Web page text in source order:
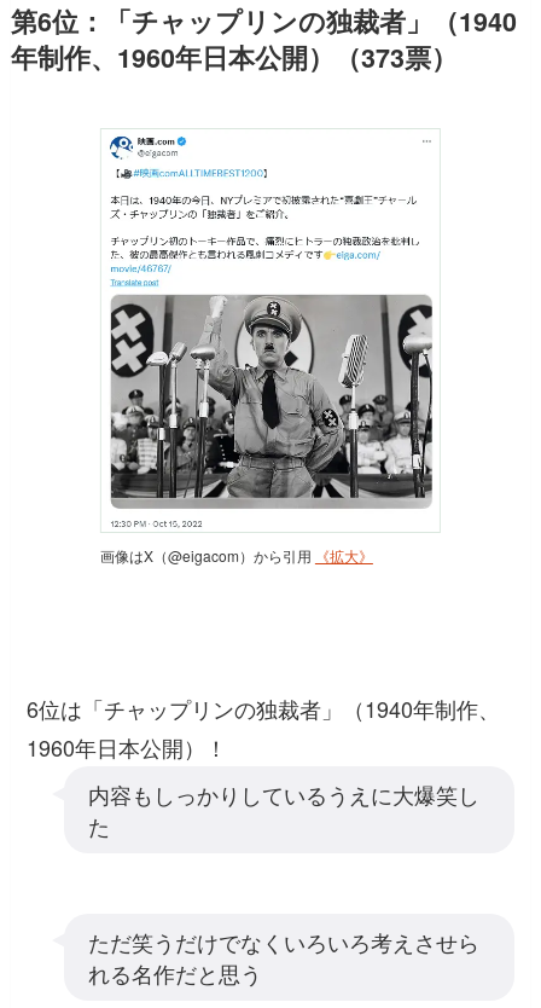
第6位：「チャップリンの独裁者」（1940
年制作、1960年日本公開）（373票）
画像はX（@eigacom）から引用 《拡大》
6位は「チャップリンの独裁者」（1940年制作、
1960年日本公開）！
内容もしっかりしているうえに大爆笑し
た
ただ笑うだけでなくいろいろ考えさせら
れる名作だと思う